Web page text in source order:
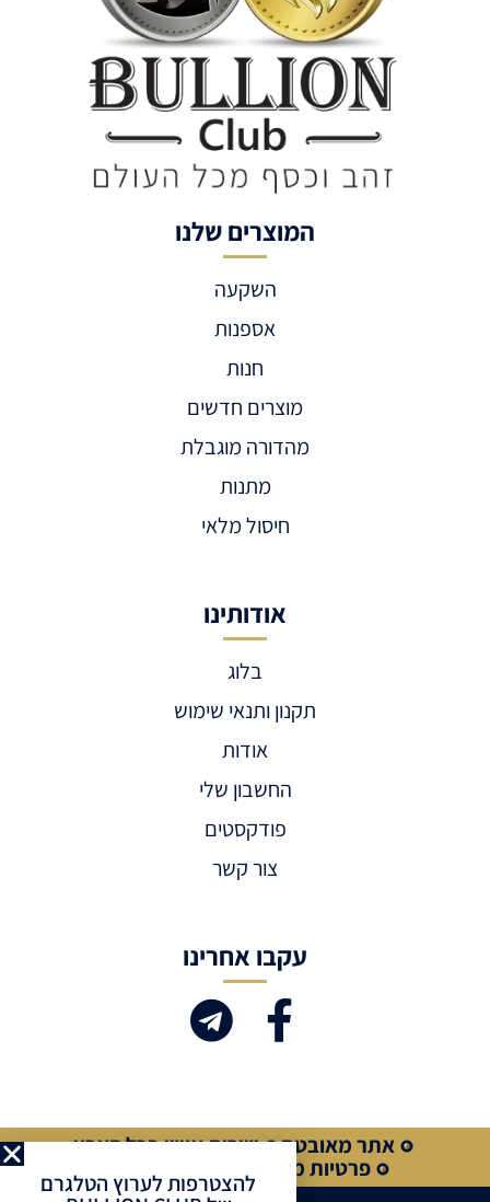
המוצרים שלנו
השקעה
אספנות
חנות
מוצרים חדשים
מהדורה מוגבלת
מתנות
חיסול מלאי
אודותינו
בלוג
תקנון ותנאי שימוש
אודות
החשבון שלי
פודקסטים
צור קשר
עקבו אחרינו
אתר מאובטח
שירות אישי בכל הארץ
פרטיות מלאה
קנייה מאובטחת
להצטרפות לערוץ הטלגרם